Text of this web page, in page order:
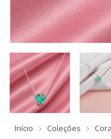
Início Coleções